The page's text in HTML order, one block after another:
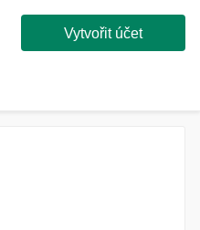
Vytvořit účet